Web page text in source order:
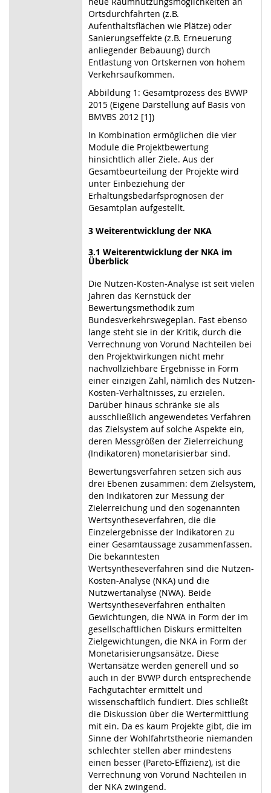
Ortsdurchfahrten (z.B.
Aufenthaltsflächen wie Plätze) oder
Sanierungseffekte (z.B. Erneuerung
anliegender Bebauung) durch
Entlastung von Ortskernen von hohem
Verkehrsaufkommen.
Abbildung 1: Gesamtprozess des BVWP
2015 (Eigene Darstellung auf Basis von
BMVBS 2012 [1])
In Kombination ermöglichen die vier
Module die Projektbewertung
hinsichtlich aller Ziele. Aus der
Gesamtbeurteilung der Projekte wird
unter Einbeziehung der
Erhaltungsbedarfsprognosen der
Gesamtplan aufgestellt.
3 Weiterentwicklung der NKA
3.1 Weiterentwicklung der NKA im
Überblick
Die Nutzen-Kosten-Analyse ist seit vielen
Jahren das Kernstück der
Bewertungsmethodik zum
Bundesverkehrswegeplan. Fast ebenso
lange steht sie in der Kritik, durch die
Verrechnung von Vorund Nachteilen bei
den Projektwirkungen nicht mehr
nachvollziehbare Ergebnisse in Form
einer einzigen Zahl, nämlich des Nutzen-
Kosten-Verhältnisses, zu erzielen.
Darüber hinaus schränke sie als
ausschließlich angewendetes Verfahren
das Zielsystem auf solche Aspekte ein,
deren Messgrößen der Zielerreichung
(Indikatoren) monetarisierbar sind.
Bewertungsverfahren setzen sich aus
drei Ebenen zusammen: dem Zielsystem,
den Indikatoren zur Messung der
Zielerreichung und den sogenannten
Wertsyntheseverfahren, die die
Einzelergebnisse der Indikatoren zu
einer Gesamtaussage zusammenfassen.
Die bekanntesten
Wertsyntheseverfahren sind die Nutzen-
Kosten-Analyse (NKA) und die
Nutzwertanalyse (NWA). Beide
Wertsyntheseverfahren enthalten
Gewichtungen, die NWA in Form der im
gesellschaftlichen Diskurs ermittelten
Zielgewichtungen, die NKA in Form der
Monetarisierungsansätze. Diese
Wertansätze werden generell und so
auch in der BVWP durch entsprechende
Fachgutachter ermittelt und
wissenschaftlich fundiert. Dies schließt
die Diskussion über die Wertermittlung
mit ein. Da es kaum Projekte gibt, die im
Sinne der Wohlfahrtstheorie niemanden
schlechter stellen aber mindestens
einen besser (Pareto-Effizienz), ist die
Verrechnung von Vorund Nachteilen in
der NKA zwingend.